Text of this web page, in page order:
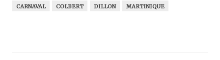
CARNAVAL
COLBERT DILLON MARTINIQUE